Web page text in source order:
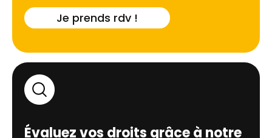
Je prends rdv !
Évaluez vos droits grâce à notre